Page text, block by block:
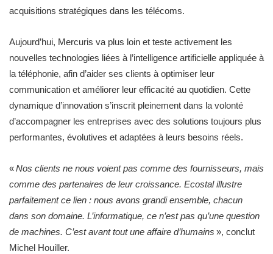
acquisitions stratégiques dans les télécoms.
Aujourd’hui, Mercuris va plus loin et teste activement les
nouvelles technologies liées à l’intelligence artificielle appliquée à
la téléphonie, afin d’aider ses clients à optimiser leur
communication et améliorer leur efficacité au quotidien. Cette
dynamique d’innovation s’inscrit pleinement dans la volonté
d’accompagner les entreprises avec des solutions toujours plus
performantes, évolutives et adaptées à leurs besoins réels.
«Nos clients ne nous voient pas comme des fournisseurs, mais
comme des partenaires de leur croissance. Ecostal illustre
parfaitement ce lien : nous avons grandi ensemble, chacun
dans son domaine. L’informatique, ce n’est pas qu’une question
de machines. C’est avant tout une affaire d’humains », conclut
Michel Houiller.